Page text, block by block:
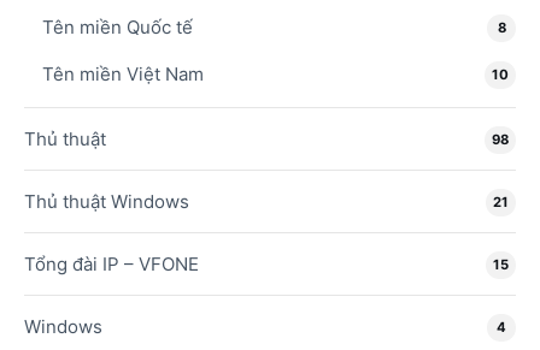
Tên miền Quốc tế 8
Tên miền Việt Nam 10
Thủ thuật 98
Thủ thuật Windows 21
Tổng đài IP – VFONE 15
Windows 4